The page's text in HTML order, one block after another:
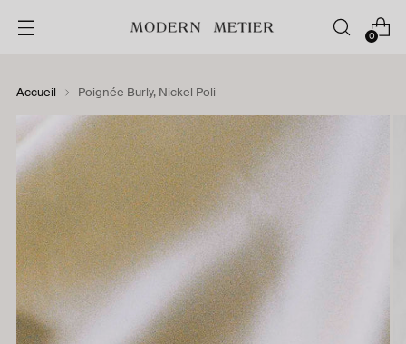
0
Accueil Poignée Burly, Nickel Poli